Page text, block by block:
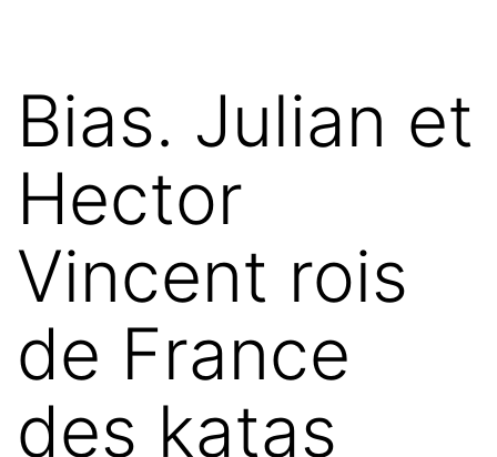
Bias. Julian et
Hector
Vincent rois
de France
des katas